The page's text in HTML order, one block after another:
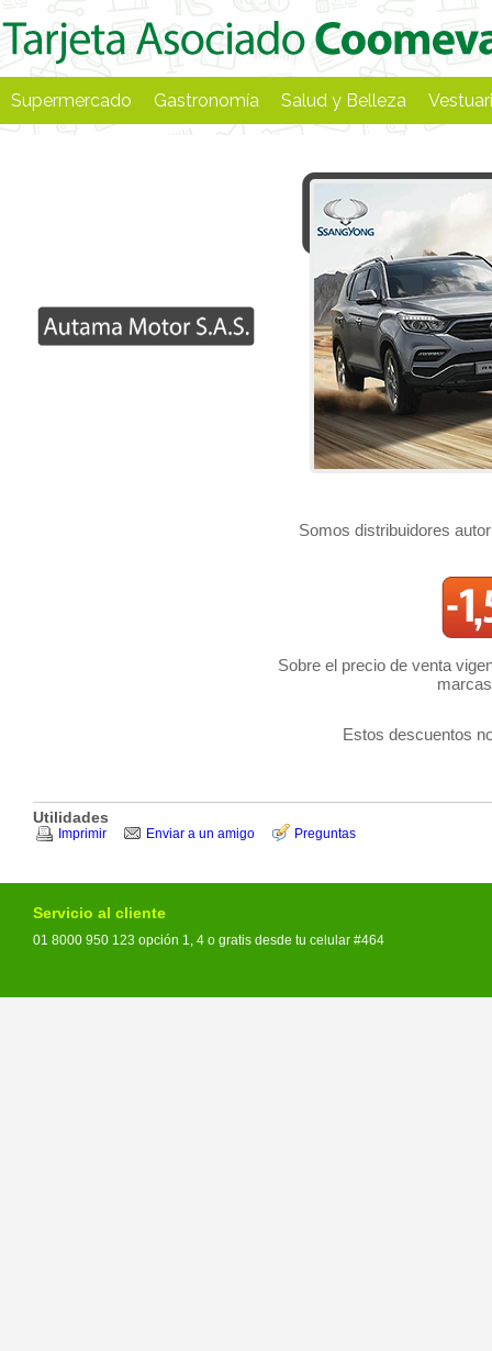
Supermercado Gastronomía Salud y Belleza
Somos distribuidores
Sobre el precio de venta
Estos descuentos
Utilidades
Imprimir Enviar a un amigo Preguntas
Servicio al cliente
01 8000 950 123 opción 1, 4 o gratis desde tu celular #464